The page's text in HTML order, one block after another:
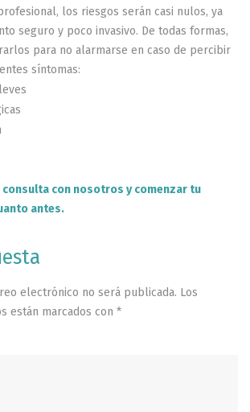
los riesgos serán casi nulos, ya
seguro y poco invasivo. De todas formas,
para no alarmarse en caso de percibir
síntomas:
con nosotros y comenzar tu
antes.
electrónico no será publicada. Los
están marcados con *